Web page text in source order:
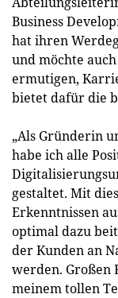
Business
hat ihren
und möchte
ermutigen,
bietet dafür die
„Als Gründerin
habe ich alle
gestaltet. Mit
Erkenntnissen
optimal dazu
der Kunden an
werden. Großen
meinem tollen